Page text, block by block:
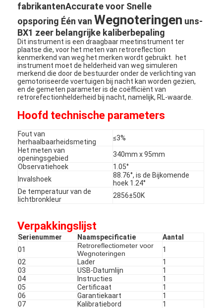
fabrikantenAccurate voor Snelle
opsporing Één van Wegnoteringen uns-
BX1 zeer belangrijke kaliberbepaling
Dit instrument is een draagbaar meetinstrument ter
plaatse die, voor het meten van retroreflection
kenmerkend van weg het merken wordt gebruikt. het
instrument moet de helderheid van weg simuleren
merkend die door de bestuurder onder de verlichting van
gemotoriseerde voertuigen bij nacht kan worden gezien,
en de gemeten parameter is de coëfficiënt van
retrorefectionhelderheid bij nacht, namelijk, RL-waarde.
Hoofd technische parameters
Fout van
herhaalbaarheidsmeting
≤3%
Het meten van
openingsgebied
340mm x 95mm
Observatiehoek
1.05°
Invalshoek
88.76°, is de Bijkomende
hoek 1.24°
De temperatuur van de
lichtbronkleur
2856±50K
Verpakkingslijst
Serienummer Naamspecificatie
Aantal
01
Retroreflectiometer voor
Wegnoteringen
1
02
Lader
1
03
USB-Datumlijn
1
04
Instructies
1
05
Certificaat
1
06
Garantiekaart
1
07
Kalibratiebord 1